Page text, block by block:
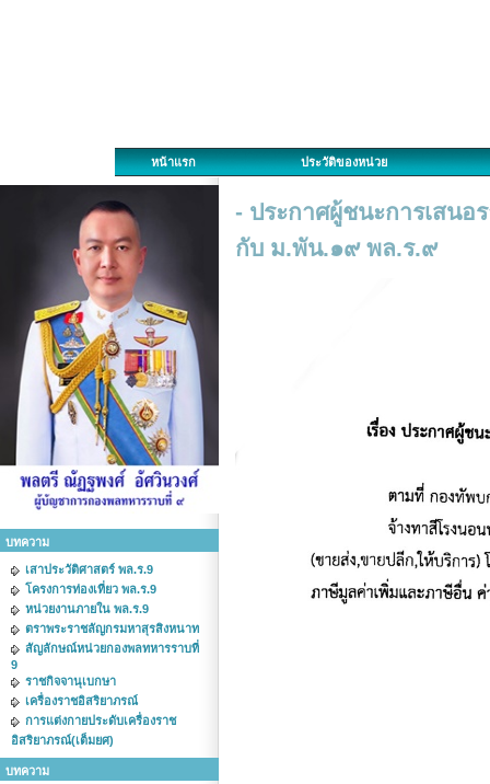
หน้าแรก ประวัติของหน่วย
บทความ
เสาประวัติศาสตร์ พล.ร.9
โครงการท่องเที่ยว พล.ร.9
หน่วยงานภายใน พล.ร.9
ตราพระราชลัญกรมหาสุรสิงหนาท
สัญลักษณ์หน่วยกองพลทหารราบที่
9
ราชกิจจานุเบกษา
เครื่องราชอิสริยาภรณ์
การแต่งกายประดับเครื่องราช
อิสริยาภรณ์(เต็มยศ)
บทความ
- ประกาศผู้ชนะการเสนอ
กับ ม.พัน.๑๙ พล.ร.๙